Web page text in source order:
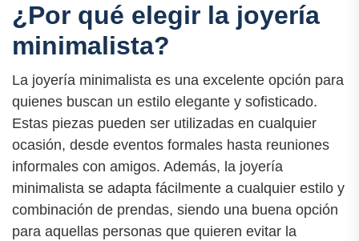
¿Por qué elegir la joyería
minimalista?
La joyería minimalista es una excelente opción para
quienes buscan un estilo elegante y sofisticado.
Estas piezas pueden ser utilizadas en cualquier
ocasión, desde eventos formales hasta reuniones
informales con amigos. Además, la joyería
minimalista se adapta fácilmente a cualquier estilo y
combinación de prendas, siendo una buena opción
para aquellas personas que quieren evitar la